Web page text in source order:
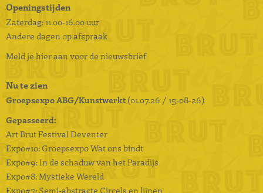
Openingstijden
Zaterdag: 11.00-16.00 uur
Andere dagen op afspraak
Meld je hier aan voor de nieuwsbrief
Nu te zien
Groepsexpo ABG/Kunstwerkt (01.07.26 / 15-08-26)
Gepasseerd:
Art Brut Festival Deventer
Expo#10: Groepsexpo Wat ons bindt
Expo#9: In de schaduw van het Paradijs
Expo#8: Mystieke Wereld
Expo#7: Semi-abstracte Circels en lijnen